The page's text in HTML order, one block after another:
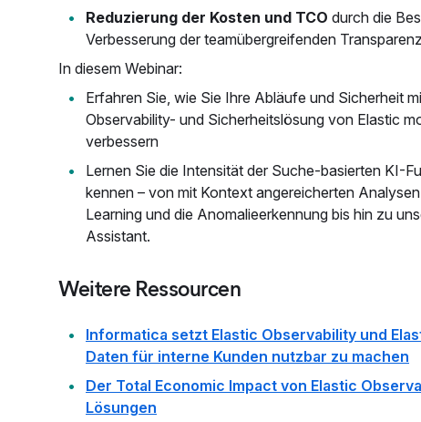
Reduzierung der Kosten und TCO durch die
Verbesserung der teamübergreifenden Transparenz
In diesem Webinar:
Erfahren Sie, wie Sie Ihre Abläufe und Sicherheit
Observability- und Sicherheitslösung von Elastic
verbessern
Lernen Sie die Intensität der Suche-basierten KI-
kennen – von mit Kontext angereicherten
Learning und die Anomalieerkennung bis hin zu
Assistant.
Weitere Ressourcen
Informatica setzt Elastic Observability und
Daten für interne Kunden nutzbar zu machen
Der Total Economic Impact von Elastic
Lösungen